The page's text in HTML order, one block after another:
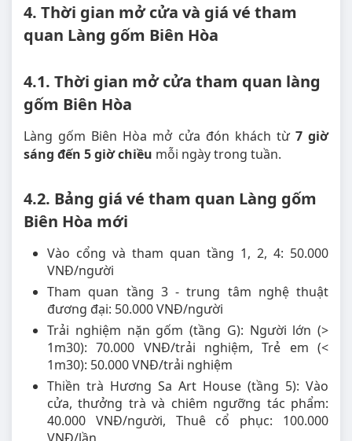
4. Thời gian mở cửa và giá vé tham
quan Làng gốm Biên Hòa
4.1. Thời gian mở cửa tham quan làng
gốm Biên Hòa
Làng gốm Biên Hòa mở cửa đón khách từ 7 giờ
sáng đến 5 giờ chiều mỗi ngày trong tuần.
4.2. Bảng giá vé tham quan Làng gốm
Biên Hòa mới
Vào cổng và tham quan tầng 1, 2, 4: 50.000
VNĐ/người
Tham quan tầng 3 - trung tâm nghệ thuật
đương đại: 50.000 VNĐ/người
Trải nghiệm nặn gốm (tầng G): Người lớn (>
1m30): 70.000 VNĐ/trải nghiệm, Trẻ em (<
1m30): 50.000 VNĐ/trải nghiệm
Thiền trà Hương Sa Art House (tầng 5): Vào
cửa, thưởng trà và chiêm ngưỡng tác phẩm:
40.000 VNĐ/người, Thuê cổ phục: 100.000